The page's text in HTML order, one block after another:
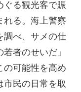
ぐる観光客で賑
れる。海上警察
調べ、サメの仕
者のせいだ」
の可能性を高め
市民の日常を取